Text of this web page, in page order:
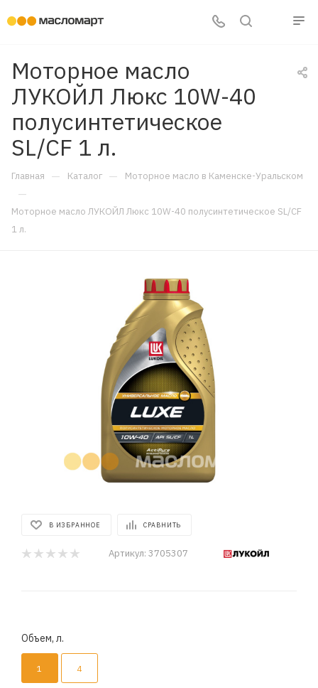
Моторное масло
ЛУКОЙЛ Люкс 10W-40
полусинтетическое
SL/CF 1 л.
Главная — Каталог — Моторное масло в Каменске-Уральском
—
Моторное масло ЛУКОЙЛ Люкс 10W-40 полусинтетическое SL/CF
1 л.
В ИЗБРАННОЕ СРАВНИТЬ
Артикул: 3705307
Объем, л.
1 4